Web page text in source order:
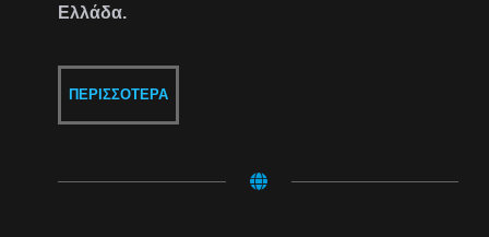
Ελλάδα.
ΠΕΡΙΣΣΌΤΕΡΑ